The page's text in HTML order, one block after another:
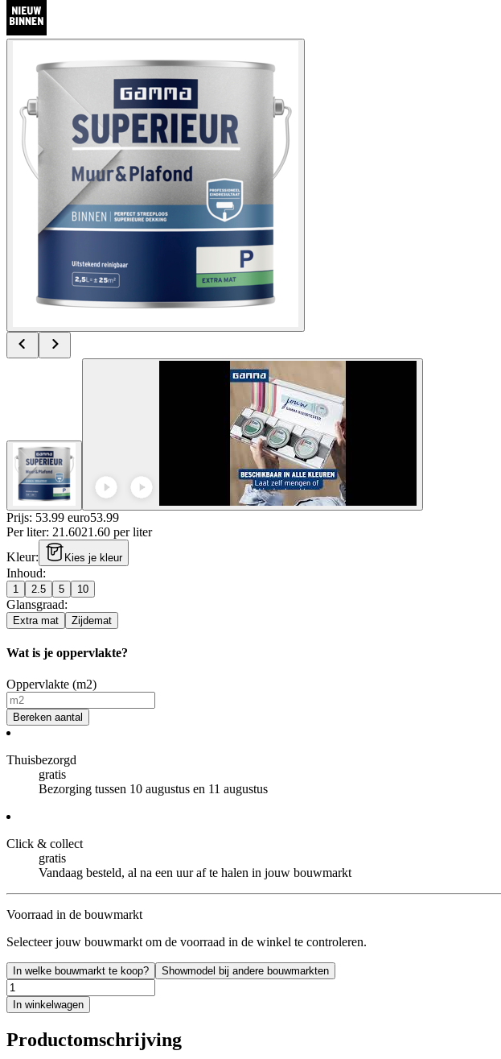
Prijs: 53.99 euro53.99
Per liter: 21.6021.60 per liter
Kleur: Kies je kleur
Inhoud:
1 2.5 5 10
Glansgraad:
Extra mat Zijdemat
Wat is je oppervlakte?
Oppervlakte (m2)
Bereken aantal
Thuisbezorgd
gratis
Bezorging tussen 10 augustus en 11 augustus
Click & collect
gratis
Vandaag besteld, al na een uur af te halen in jouw bouwmarkt
Voorraad in de bouwmarkt
Selecteer jouw bouwmarkt om de voorraad in de winkel te controleren.
In welke bouwmarkt te koop? Showmodel bij andere bouwmarkten
In winkelwagen
Productomschrijving